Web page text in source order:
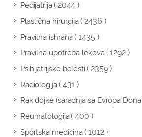
Pedijatrija( 2044 )
Plastična hirurgija( 2436 )
Pravilna ishrana( 1435 )
Pravilna upotreba lekova( 1292 )
Psihijatrijske bolesti( 2359 )
Radiologija( 431 )
Rak dojke (saradnja sa Evropa Dona
Reumatologija( 400 )
Sportska medicina( 1012 )